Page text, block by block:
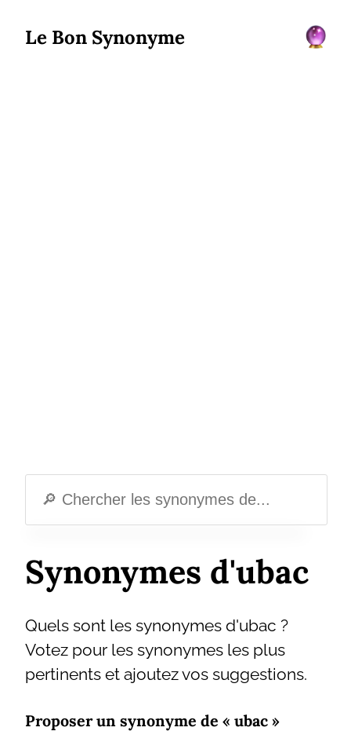
Le Bon Synonyme
Synonymes d'ubac
Quels sont les synonymes d'ubac ?
Votez pour les synonymes les plus
pertinents et ajoutez vos suggestions.
Proposer un synonyme de « ubac »